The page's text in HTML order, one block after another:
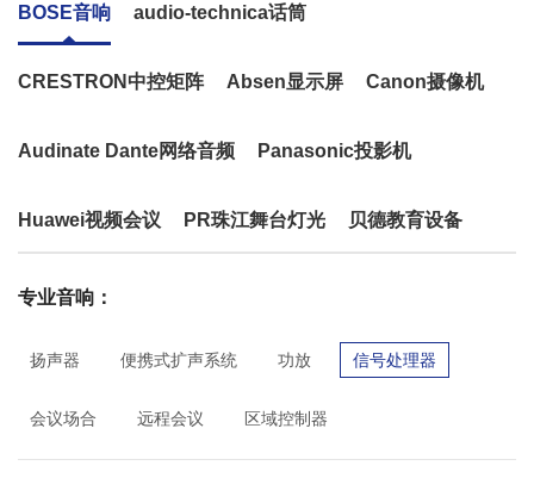
BOSE音响 audio-technica话筒
CRESTRON中控矩阵 Absen显示屏 Canon摄像机
Audinate Dante网络音频 Panasonic投影机
Huawei视频会议 PR珠江舞台灯光 贝德教育设备
专业音响：
扬声器 便携式扩声系统 功放 信号处理器
会议场合 远程会议 区域控制器